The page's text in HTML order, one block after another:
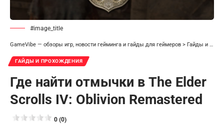
#image_title
GameVibe — обзоры игр, новости гейминга и гайды для геймеров > Гайды и прохождения
ГАЙДЫ И ПРОХОЖДЕНИЯ
Где найти отмычки в The Elder
Scrolls IV: Oblivion Remastered
0 (0)